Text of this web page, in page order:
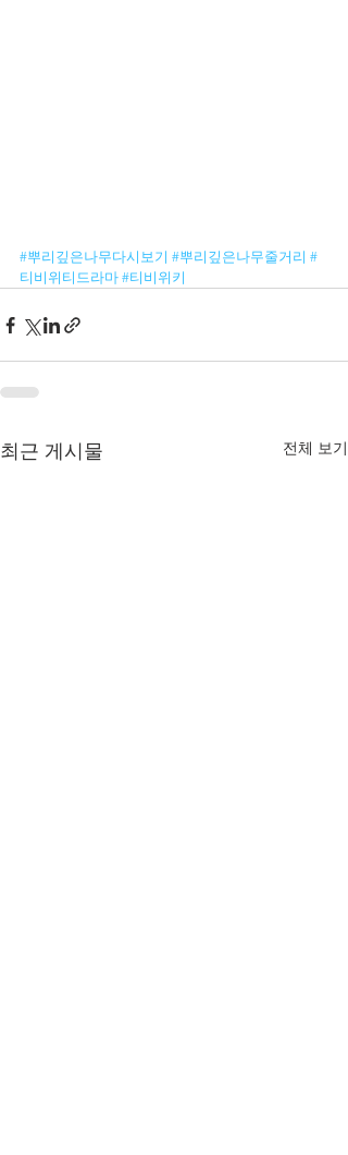
#뿌리깊은나무다시보기 #뿌리깊은나무줄거리 #
티비위티드라마 #티비위키
최근 게시물 전체 보기